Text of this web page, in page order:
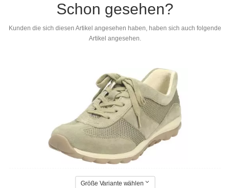
Schon gesehen?
Kunden die sich diesen Artikel angesehen haben, haben sich auch folgende
Artikel angesehen.
Größe Variante wählen